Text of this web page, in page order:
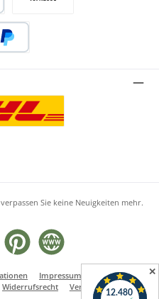
Vorkasse
Sie keine Neuigkeiten mehr.
Pinterest Website
Impressum
Widerrufsrecht Vertrag widerrufen
✕